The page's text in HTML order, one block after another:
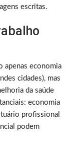
escritas.
apenas economia
cidades), mas
da saúde
economia
profissional
podem